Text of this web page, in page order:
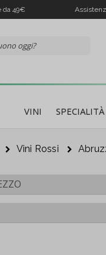
da 49€
VINI SPECIALITÀ
Vini Rossi
Il